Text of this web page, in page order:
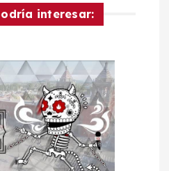
interesar: